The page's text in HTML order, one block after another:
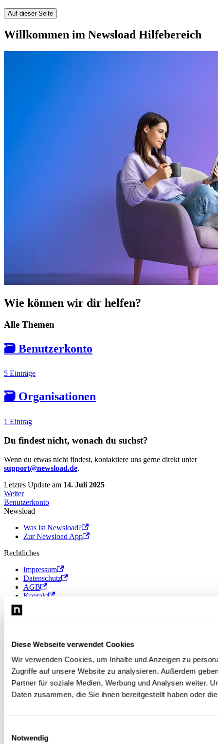
Diese Webseite verwendet Cookies
Wir verwenden Cookies, um Inhalte und Anzeigen zu
Zugriffe auf unsere Website zu analysieren. Außerdem
Partner für soziale Medien, Werbung und Analysen weiter.
Daten zusammen, die Sie ihnen bereitgestellt haben oder
Notwendig
Auf dieser Seite
Willkommen im Newsload Hilfebereich
Wie können wir dir helfen?
Alle Themen
🗃️ Benutzerkonto
5 Einträge
🗃️ Organisationen
1 Eintrag
Du findest nicht, wonach du suchst?
Wenn du etwas nicht findest, kontaktiere uns gerne direkt unter
support@newsload.de.
Letztes Update am 14. Juli 2025
Weiter
Benutzerkonto
Newsload
Was ist Newsload?
Zur Newsload App
Rechtliches
Impressum
Datenschutz
AGB
Kontakt
© 2026 Newsload, Newsload ist ein Produkt der Contiago GmbH.